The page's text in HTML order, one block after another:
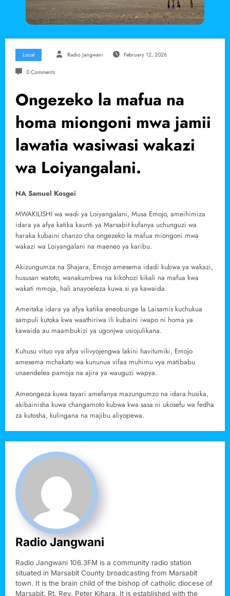
Local Radio Jangwani February 12, 2026
0 Comments
Ongezeko la mafua na
homa miongoni mwa jamii
lawatia wasiwasi wakazi
wa Loiyangalani.
NA Samuel Kosgei
MWAKILISHI wa wadi ya Loiyangalani, Musa Emojo, ameihimiza
idara ya afya katika kaunti ya Marsabit kufanya uchunguzi wa
haraka kubaini chanzo cha ongezeko la mafua miongoni mwa
wakazi wa Loiyangalani na maeneo ya karibu.
Akizungumza na Shajara, Emojo amesema idadi kubwa ya wakazi,
hususan watoto, wanakumbwa na kikohozi kikali na mafua kwa
wakati mmoja, hali anayoeleza kuwa si ya kawaida.
Ameitaka idara ya afya katika eneobunge la Laisamis kuchukua
sampuli kutoka kwa waathiriwa ili kubaini iwapo ni homa ya
kawaida au maambukizi ya ugonjwa usiojulikana.
Kuhusu vituo vya afya vilivyojengwa lakini havitumiki, Emojo
amesema mchakato wa kununua vifaa muhimu vya matibabu
unaendelea pamoja na ajira ya wauguzi wapya.
Ameongeza kuwa tayari amefanya mazungumzo na idara husika,
akibainisha kuwa changamoto kubwa kwa sasa ni ukosefu wa fedha
za kutosha, kulingana na majibu aliyopewa.
Radio Jangwani
Radio Jangwani 106.3FM is a community radio station
situated in Marsabit County broadcasting from Marsabit
town. It is the brain child of the bishop of catholic diocese of
Marsabit, Rt. Rev. Peter Kihara. It is established with the